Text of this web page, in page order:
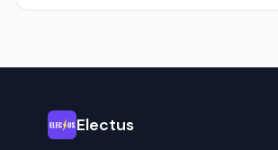
Electus